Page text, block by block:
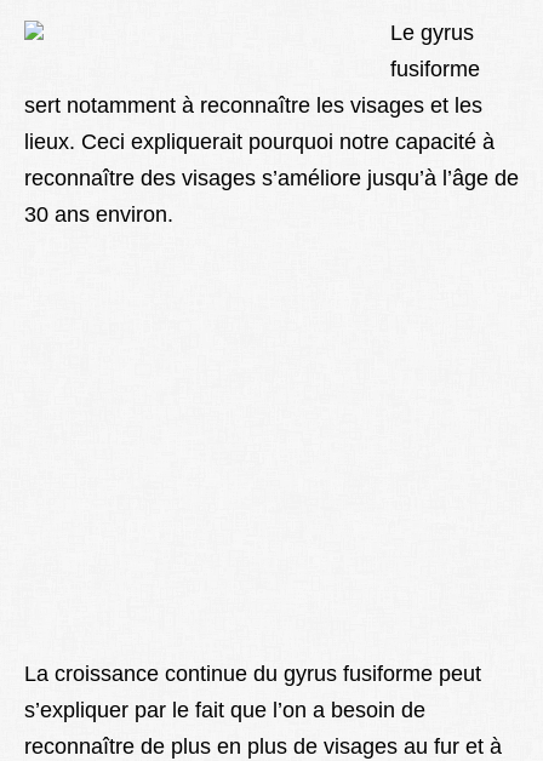
Le gyrus
fusiforme
sert notamment à reconnaître les visages et les
lieux. Ceci expliquerait pourquoi notre capacité à
reconnaître des visages s’améliore jusqu’à l’âge de
30 ans environ.
La croissance continue du gyrus fusiforme peut
s’expliquer par le fait que l’on a besoin de
reconnaître de plus en plus de visages au fur et à